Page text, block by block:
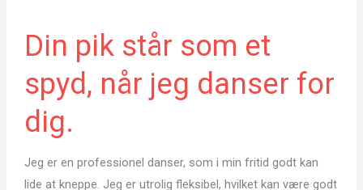
Din pik står som et
spyd, når jeg danser for
dig.
Jeg er en professionel danser, som i min fritid godt kan
lide at kneppe. Jeg er utrolig fleksibel, hvilket kan være godt